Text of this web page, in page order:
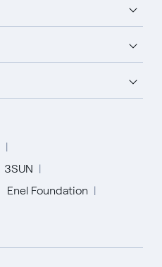
3SUN
Enel Foundation